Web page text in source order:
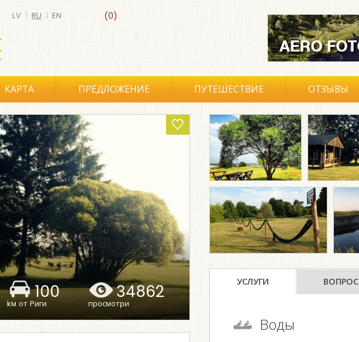
(0)
LV | RU | EN
КАРТА ПРЕДЛОЖЕНИЕ ПУТЕШЕСТВИЕ ОТЗЫВЫ
100
kм от Риги
34862
просмотри
УСЛУГИ ВОПРОС
Воды